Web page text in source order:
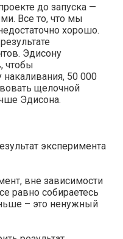
до запуска —
Все то, что мы
хорошо.
Эдисону
чтобы
50 000
щелочной
Эдисона.
эксперимента
вне зависимости
равно собираетесь
– это ненужный